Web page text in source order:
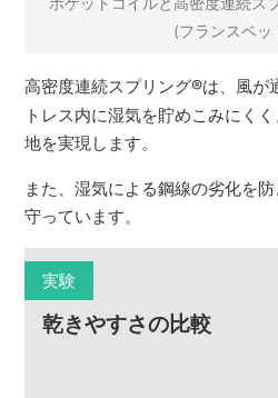
(フランスベッ
高密度連続スプリング®は、風が
トレス内に湿気を貯めこみにく
地を実現します。
また、湿気による鋼線の劣化を
守っています。
実験
乾きやすさの比較